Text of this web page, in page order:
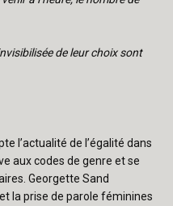
de leur choix sont
l’actualité de l’égalité dans
aux codes de genre et se
Georgette Sand
la prise de parole féminines